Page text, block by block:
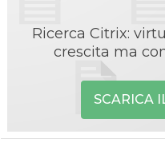
Ricerca Citrix:
crescita ma
SCARICA